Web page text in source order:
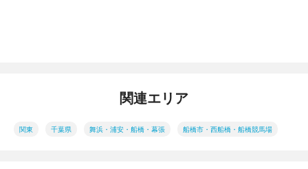
関連エリア
関東 千葉県 舞浜・浦安・船橋・幕張 船橋市・西船橋・船橋競馬場